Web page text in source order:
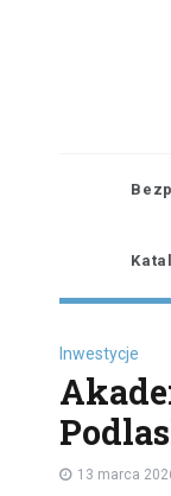
Inwestycje
13 marca